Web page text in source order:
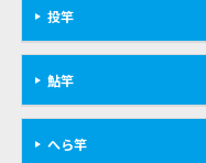
投竿
鮎竿
へら竿